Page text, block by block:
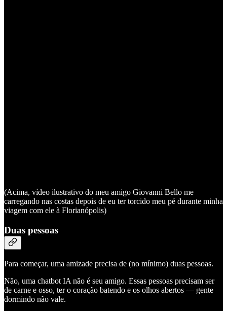
(Acima, vídeo ilustrativo do meu amigo Giovanni Bello me
carregando nas costas depois de eu ter torcido meu pé durante minha
viagem com ele à Florianópolis)
Duas pessoas
Para começar, uma amizade precisa de (no mínimo) duas pessoas.
Não, uma chatbot IA não é seu amigo. Essas pessoas precisam ser
de carne e osso, ter o coração batendo e os olhos abertos — gente
dormindo não vale.